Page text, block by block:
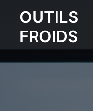
OUTILS
FROIDS